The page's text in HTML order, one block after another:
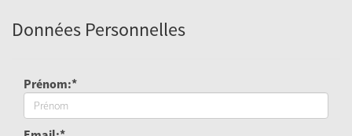
Données Personnelles
Prénom:*